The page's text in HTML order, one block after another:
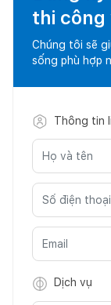
thi công
Chúng tôi sẽ
sống phù hợp
Thông tin
Dịch vụ